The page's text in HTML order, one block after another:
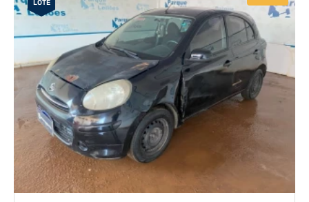
LOTE